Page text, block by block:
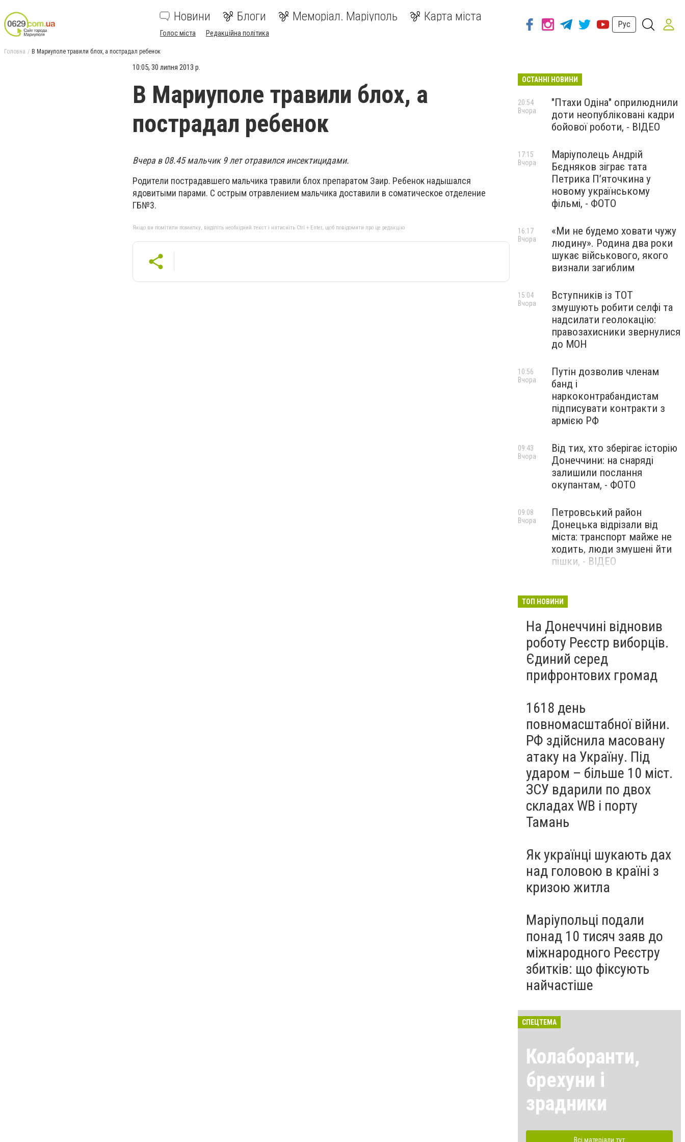
Новини Блоги Меморіал. Маріуполь Карта міста
Голос міста Редакційна політика
Рус
Головна В Мариуполе травили блох, а пострадал ребенок
10:05, 30 липня 2013 р.
В Мариуполе травили блох, а
пострадал ребенок
Вчера в 08.45 мальчик 9 лет отравился инсектицидами.
Родители пострадавшего мальчика травили блох препаратом Заир. Ребенок надышался
ядовитыми парами. С острым отравлением мальчика доставили в соматическое отделение
ГБ№3.
Якщо ви помітили помилку, виділіть необхідний текст і натисніть Ctrl + Enter, щоб повідомити про це редакцію
ОСТАННІ НОВИНИ
"Птахи Одіна" оприлюднили
доти неопубліковані кадри
бойової роботи, - ВІДЕО
20:54
Вчора
Маріуполець Андрій
Бєдняков зіграє тата
Петрика П’яточкина у
новому українському
фільмі, - ФОТО
17:15
Вчора
«Ми не будемо ховати чужу
людину». Родина два роки
шукає військового, якого
визнали загиблим
16:17
Вчора
Вступників із ТОТ
змушують робити селфі та
надсилати геолокацію:
правозахисники звернулися
до МОН
15:04
Вчора
Путін дозволив членам
банд і
наркоконтрабандистам
підписувати контракти з
армією РФ
10:56
Вчора
Від тих, хто зберігає історію
Донеччини: на снаряді
залишили послання
окупантам, - ФОТО
09:43
Вчора
Петровський район
Донецька відрізали від
міста: транспорт майже не
ходить, люди змушені йти
пішки, - ВІДЕО
09:08
Вчора
війни. РФ вдарила
столиці. 15 людей загинули.
В Росії палають
енергопідстанції та
черговий WB
Вчора
ТОП НОВИНИ
На Донеччині відновив
роботу Реєстр виборців.
Єдиний серед
прифронтових громад
1618 день
повномасштабної війни.
РФ здійснила масовану
атаку на Україну. Під
ударом – більше 10 міст.
ЗСУ вдарили по двох
складах WB і порту
Тамань
Як українці шукають дах
над головою в країні з
кризою житла
Маріупольці подали
понад 10 тисяч заяв до
міжнародного Реєстру
збитків: що фіксують
найчастіше
СПЕЦТЕМА
Колаборанти,
брехуни і
зрадники
Всі матеріали тут